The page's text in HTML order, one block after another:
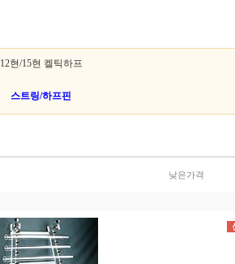
12현/15현 켈틱하프
스트링/하프핀
낮은가격